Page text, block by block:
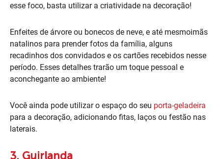
esse foco, basta utilizar a criatividade na decoração!
Enfeites de árvore ou bonecos de neve, e até mesmoimãs
natalinos para prender fotos da família, alguns
recadinhos dos convidados e os cartões recebidos nesse
período. Esses detalhes trarão um toque pessoal e
aconchegante ao ambiente!
Você ainda pode utilizar o espaço do seu porta-geladeira
para a decoração, adicionando fitas, laços ou festão nas
laterais.
3. Guirlanda